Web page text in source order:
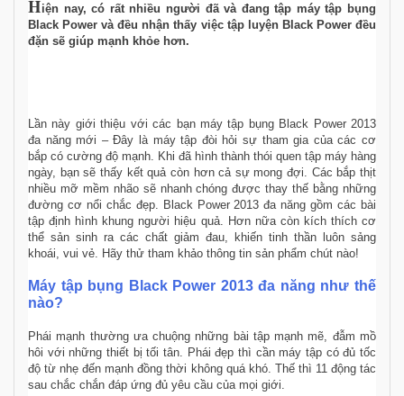
Hiện nay, có rất nhiều người đã và đang tập máy tập bụng
Black Power và đều nhận thấy việc tập luyện Black Power đều
đặn sẽ giúp mạnh khỏe hơn.
Lần này giới thiệu với các bạn máy tập bụng Black Power 2013
đa năng mới – Đây là máy tập đòi hỏi sự tham gia của các cơ
bắp có cường độ mạnh. Khi đã hình thành thói quen tập máy hàng
ngày, bạn sẽ thấy kết quả còn hơn cả sự mong đợi. Các bắp thịt
nhiều mỡ mềm nhão sẽ nhanh chóng được thay thế bằng những
đường cơ nổi chắc đẹp. Black Power 2013 đa năng gồm các bài
tập định hình khung người hiệu quả. Hơn nữa còn kích thích cơ
thể sản sinh ra các chất giảm đau, khiến tinh thần luôn sảng
khoái, vui vẻ. Hãy thử tham khảo thông tin sản phẩm chút nào!
Máy tập bụng Black Power 2013 đa năng như thế
nào?
Phái mạnh thường ưa chuộng những bài tập mạnh mẽ, đẫm mồ
hôi với những thiết bị tối tân. Phái đẹp thì cần máy tập có đủ tốc
độ từ nhẹ đến mạnh đồng thời không quá khó. Thế thì 11 động tác
sau chắc chắn đáp ứng đủ yêu cầu của mọi giới.